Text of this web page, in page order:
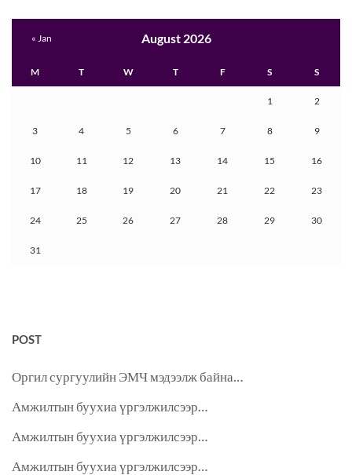
August 2026
M T W T F S S
1 2
3 4 5 6 7 8 9
10 11 12 13 14 15 16
17 18 19 20 21 22 23
24 25 26 27 28 29 30
31
« Jan
POST
Оргил сургуулийн ЭМЧ мэдээлж байна…
Амжилтын буухиа үргэлжилсээр…
Амжилтын буухиа үргэлжилсээр…
Амжилтын буухиа үргэлжилсээр…